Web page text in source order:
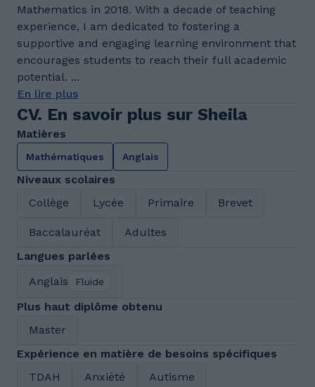
Mathematics in 2018. With a decade of teaching
experience, I am dedicated to fostering a
supportive and engaging learning environment that
encourages students to reach their full academic
potential. ...
En lire plus
CV. En savoir plus sur Sheila
Matières
Mathématiques Anglais
Niveaux scolaires
Collège
Lycée Primaire Brevet
Baccalauréat
Adultes
Langues parlées
Anglais
Fluide
Plus haut diplôme obtenu
Master
Expérience en matière de besoins spécifiques
TDAH
Anxiété Autisme